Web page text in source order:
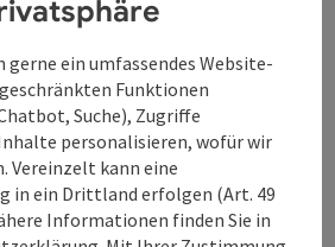
geöffnet
geöffnetgeöffnet
Freitag geöffnet
SASamstag geöffnet
SOSonntag geöffnet
FEFeiertag geöffnet
: Via Lauriacum
ein umfassendes Website-
Funktionen
Suche), Zugriffe
personalisieren, wofür wir
Vereinzelt kann eine
in ein Drittland erfolgen (Art. 49
Informationen finden Sie in